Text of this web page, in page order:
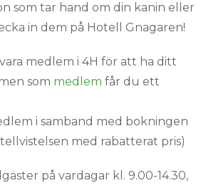
som tar hand om din kanin eller
in dem på Hotell Gnagaren!
medlem i 4H för att ha ditt
som medlem får du ett
i samband med bokningen
med rabatterat pris)
på vardagar kl. 9.00-14.30,